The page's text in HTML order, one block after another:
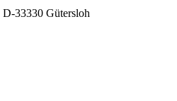
D-33330 Gütersloh